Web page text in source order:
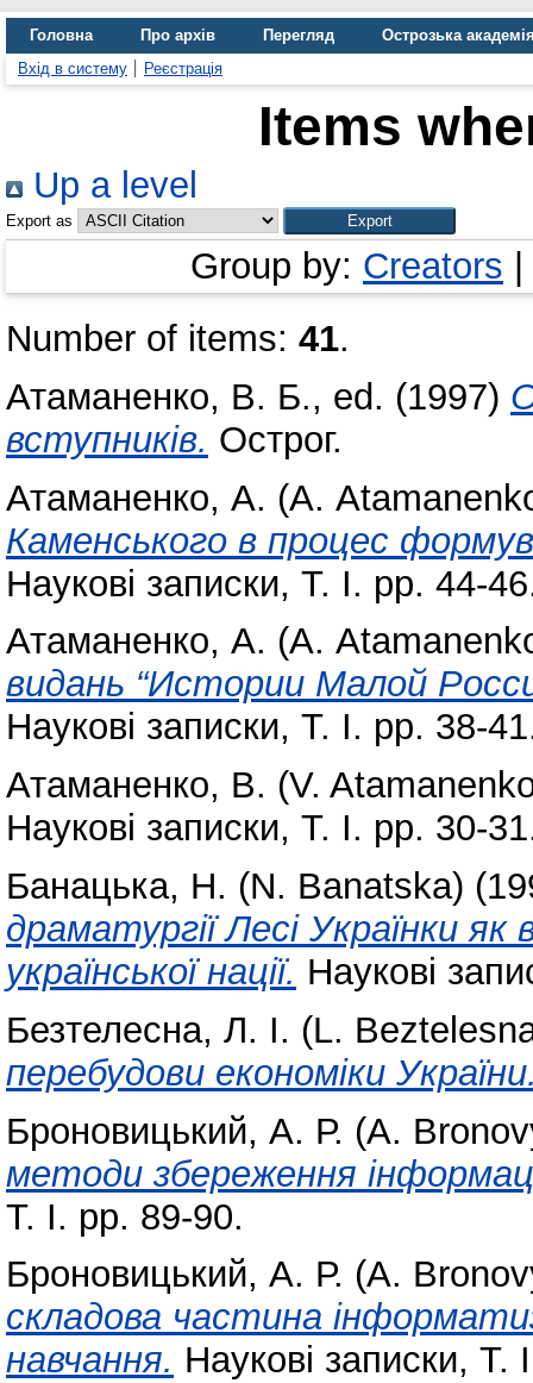
Головна Про архів Перегляд
Острозька
Вхід в систему
Реєстрація
Items
Up a level
Export as
Group by: Creators
Number of items: 41.
Атаманенко, В. Б., ed. (1997)
вступників. Острог.
Атаманенко, А. (А.
Каменського в процес
Наукові записки, Т. І. pp. 44-
Атаманенко, А. (А.
видань “Истории Малой
Наукові записки, Т. І. pp. 38-
Атаманенко, В. (V.
Наукові записки, Т. І. pp. 30-
Банацька, Н. (N. Banatska)
драматургії Лесі Українки як
української нації. Наукові
Безтелесна, Л. І. (L.
перебудови економіки
Броновицький, А. Р. (A.
методи збереження
Т. І. pp. 89-90.
Броновицький, А. Р. (A.
складова частина
навчання. Наукові записки, Т.